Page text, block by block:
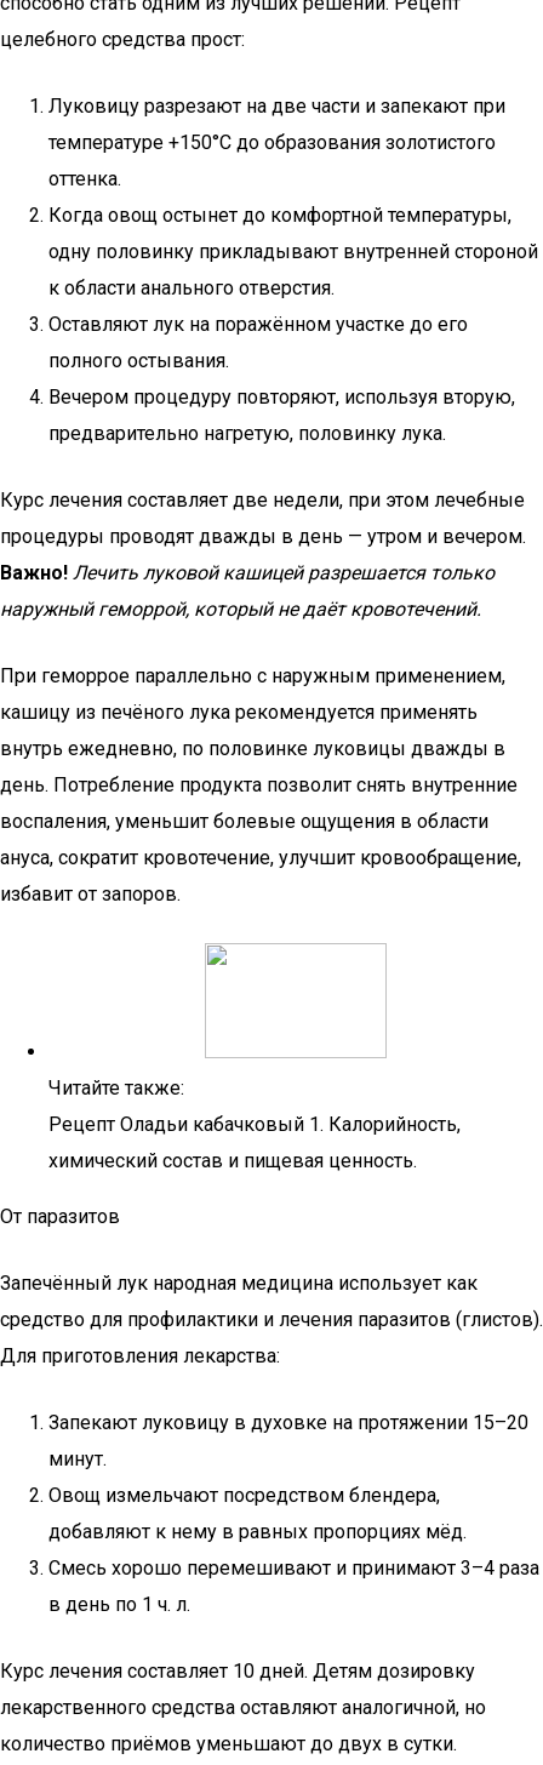
целебного средства прост:
Луковицу разрезают на две части и запекают при
температуре +150°С до образования золотистого
оттенка.
Когда овощ остынет до комфортной температуры,
одну половинку прикладывают внутренней стороной
к области анального отверстия.
Оставляют лук на поражённом участке до его
полного остывания.
Вечером процедуру повторяют, используя вторую,
предварительно нагретую, половинку лука.
Курс лечения составляет две недели, при этом лечебные
процедуры проводят дважды в день — утром и вечером.
Важно! Лечить луковой кашицей разрешается только
наружный геморрой, который не даёт кровотечений.
При геморрое параллельно с наружным применением,
кашицу из печёного лука рекомендуется применять
внутрь ежедневно, по половинке луковицы дважды в
день. Потребление продукта позволит снять внутренние
воспаления, уменьшит болевые ощущения в области
ануса, сократит кровотечение, улучшит кровообращение,
избавит от запоров.
Читайте также:
Рецепт Оладьи кабачковый 1. Калорийность,
химический состав и пищевая ценность.
От паразитов
Запечённый лук народная медицина использует как
средство для профилактики и лечения паразитов (глистов).
Для приготовления лекарства:
Запекают луковицу в духовке на протяжении 15–20
минут.
Овощ измельчают посредством блендера,
добавляют к нему в равных пропорциях мёд.
Смесь хорошо перемешивают и принимают 3–4 раза
в день по 1 ч. л.
Курс лечения составляет 10 дней. Детям дозировку
лекарственного средства оставляют аналогичной, но
количество приёмов уменьшают до двух в сутки.